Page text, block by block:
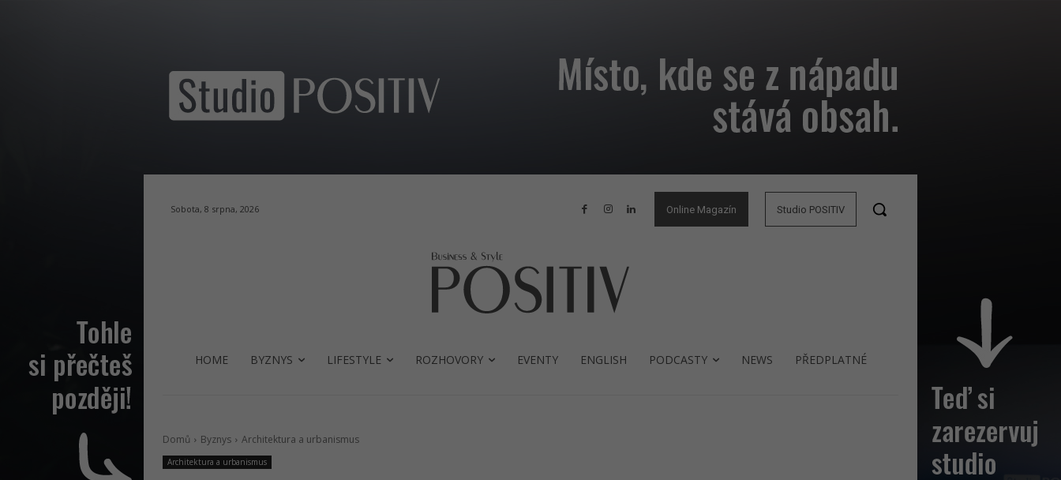
Sobota, 8 srpna, 2026 Online Magazín Studio POSITIV
HOME BYZNYS LIFESTYLE ROZHOVORY EVENTY ENGLISH PODCASTY NEWS PŘEDPLATNÉ
Domů Byznys Architektura a urbanismus
Architektura a urbanismus